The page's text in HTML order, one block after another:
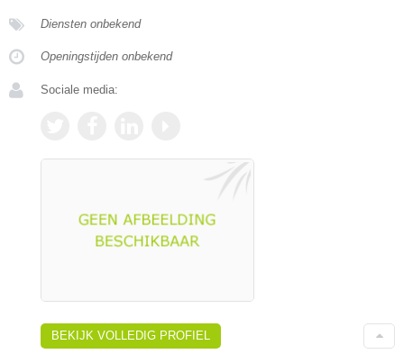
Diensten onbekend
Openingstijden onbekend
Sociale media:
BEKIJK VOLLEDIG PROFIEL